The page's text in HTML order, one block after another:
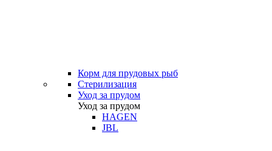
Корм для прудовых рыб
Стерилизация
Уход за прудом
Уход за прудом
HAGEN
JBL